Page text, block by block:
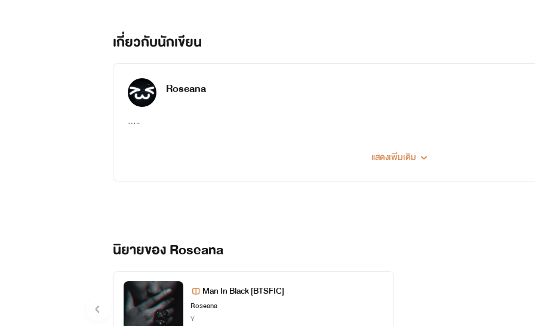
เกี่ยวกับนักเขียน
Roseana
.....
แสดงเพิ่มเติม
นิยายของ Roseana
Man In Black [BTSFIC]
Roseana
Y